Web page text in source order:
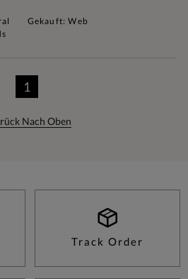
Gekauft: Web
1
Nach Oben
Track Order